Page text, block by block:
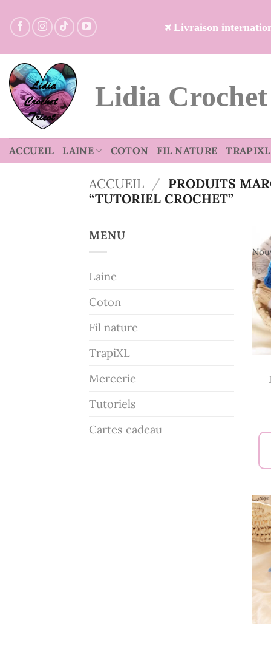
au
Livraison
Lidia
ACCUEIL LAINE COTON FIL NATURE TRAPIXL
ACCUEIL / PRODUITS
“TUTORIEL CROCHET”
MENU
Laine
Coton
Fil nature
TrapiXL
Mercerie
Tutoriels
Cartes cadeau